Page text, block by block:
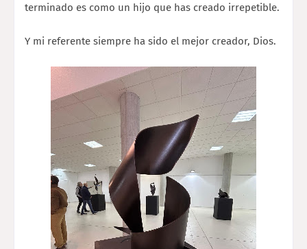
terminado es como un hijo que has creado irrepetible.
Y mi referente siempre ha sido el mejor creador, Dios.